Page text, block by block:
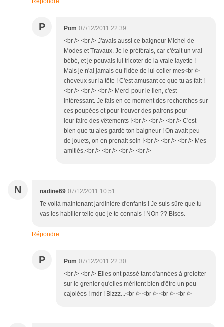
Répondre
P Pom 07/12/2011 22:39
<br /> <br /> J'avais aussi ce baigneur Michel de
Modes et Travaux. Je le préférais, car c'était un vrai
bébé, et je pouvais lui tricoter de la vraie layette !
Mais je n'ai jamais eu l'idée de lui coller mes<br />
cheveux sur la tête ! C'est amusant ce que tu as fait !
<br /> <br /> <br /> Merci pour le lien, c'est
intéressant. Je fais en ce moment des recherches sur
ces poupées et pour trouver des patrons pour
leur faire des vêtements !<br /> <br /> <br /> C'est
bien que tu aies gardé ton baigneur ! On avait peu
de jouets, on en prenait soin !<br /> <br /> <br /> Mes
amitiés.<br /> <br /> <br /> <br />
N nadine69 07/12/2011 10:51
Te voilà maintenant jardinière d'enfants ! Je suis sûre que tu
vas les habiller telle que je te connais ! NOn ?? Bises.
Répondre
P Pom 07/12/2011 22:30
<br /> <br /> Elles ont passé tant d'années à grelotter
sur le grenier qu'elles méritent bien d'être un peu
cajolées ! mdr ! Bizzz...<br /> <br /> <br /> <br />